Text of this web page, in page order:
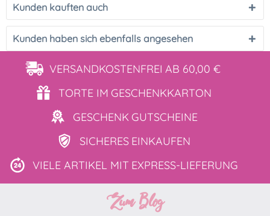
Kunden kauften auch
Kunden haben sich ebenfalls angesehen
VERSANDKOSTENFREI AB 60,00 €
TORTE IM GESCHENKKARTON
GESCHENK GUTSCHEINE
SICHERES EINKAUFEN
VIELE ARTIKEL MIT EXPRESS-LIEFERUNG
Zum Blog